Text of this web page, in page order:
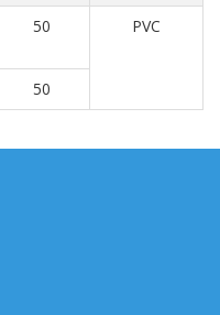
50 PVC
50